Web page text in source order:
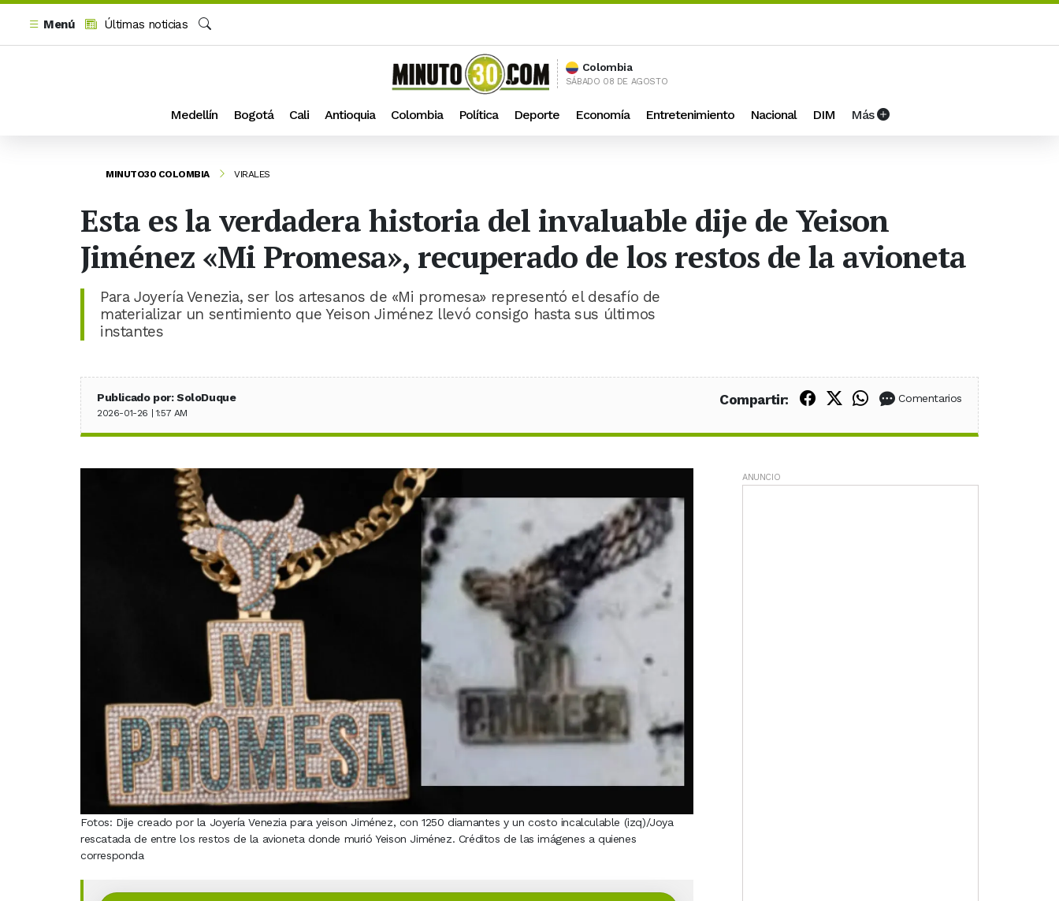
Menú
Últimas noticias
Buscar
Colombia
SÁBADO 08 DE AGOSTO
Medellín Bogotá Cali Antioquia Colombia Política Deporte Economía Entretenimiento Nacional DIM Más
MINUTO30 COLOMBIA VIRALES
Esta es la verdadera historia del invaluable dije de Yeison
Jiménez «Mi Promesa», recuperado de los restos de la avioneta
Para Joyería Venezia, ser los artesanos de «Mi promesa» representó el desafío de
materializar un sentimiento que Yeison Jiménez llevó consigo hasta sus últimos
instantes
Publicado por: SoloDuque
2026-01-26 | 1:57 AM
Compartir: Compartir en Facebook
Compartir en X (Twitter)
Compartir en WhatsApp
Comentarios
Fotos: Dije creado por la Joyería Venezia para yeison Jiménez, con 1250 diamantes y un costo incalculable (izq)/Joya
rescatada de entre los restos de la avioneta donde murió Yeison Jiménez. Créditos de las imágenes a quienes
corresponda
ANUNCIO